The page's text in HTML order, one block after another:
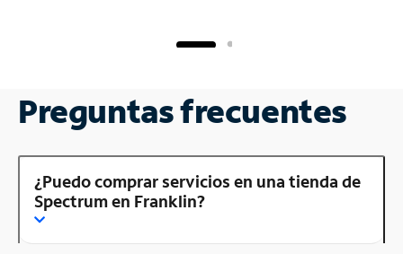
Preguntas frecuentes
¿Puedo comprar servicios en una tienda de
Spectrum en Franklin?